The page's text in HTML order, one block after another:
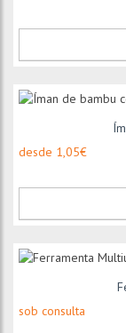
desde 1,05€
sob consulta